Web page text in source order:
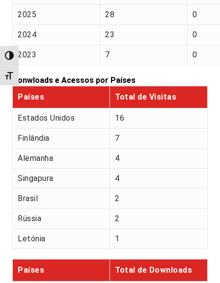
Alternar alto contraste
Alternar tamanho da fonte
2025 28 0
2024 23 0
2023 7 0
Donwloads e Acessos por Países
Países
Total de Visitas
Estados Unidos 16
Finlândia 7
Alemanha 4
Singapura 4
Brasil 2
Rússia 2
Letónia 1
Países Total de Downloads